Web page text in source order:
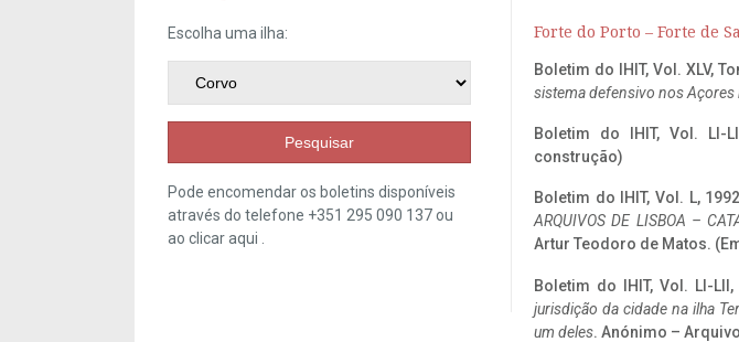
Escolha uma ilha:
Pesquisar
Pode encomendar os boletins disponíveis
através do telefone +351 295 090 137 ou
ao clicaraqui
Forte do Porto – Forte de
Boletim do IHIT, Vol. XLV,
sistema defensivo nos Açores
Boletim do IHIT, Vol. LI-
construção)
Boletim do IHIT, Vol. L,
ARQUIVOS DE LISBOA –
Artur Teodoro de Matos.
Boletim do IHIT, Vol. LI-
jurisdição da cidade na ilha
um deles. Anónimo –